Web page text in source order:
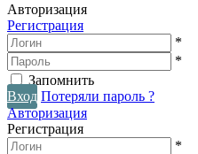
Авторизация
Регистрация
*
*
Запомнить
Вход Потеряли пароль ?
Авторизация
Регистрация
*